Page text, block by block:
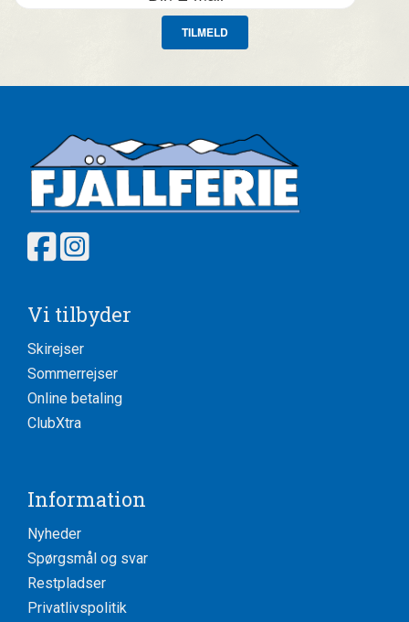
TILMELD
Vi tilbyder
Skirejser
Sommerrejser
Online betaling
ClubXtra
Information
Nyheder
Spørgsmål og svar
Restpladser
Privatlivspolitik